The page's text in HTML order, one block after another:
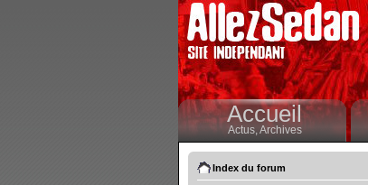
Accueil
Actus,Archives
Index du forum